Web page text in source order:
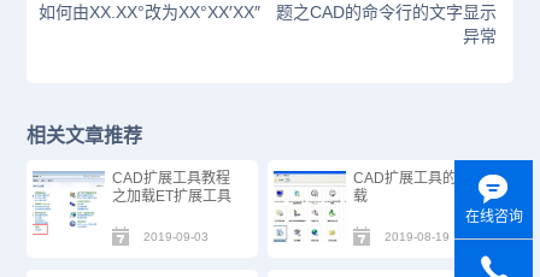
如何由XX.XX°改为XX°XX′XX″
题之CAD的命令行的文字显示
异常
相关文章推荐
CAD扩展工具教程
之加载ET扩展工具
2019-09-03
CAD扩展工具的加
载
2019-08-19
在线咨询